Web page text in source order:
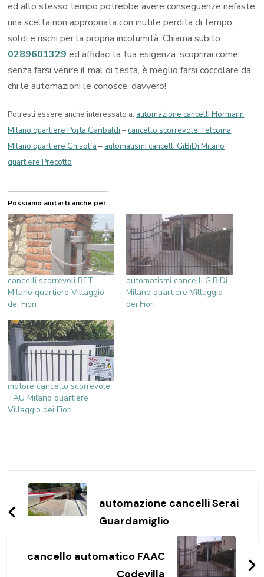
ed allo stesso tempo potrebbe avere conseguenze nefaste
una scelta non appropriata con inutile perdita di tempo,
soldi e rischi per la propria incolumità. Chiama subito
0289601329 ed affidaci la tua esigenza: scoprirai come,
senza farsi venire il mal di testa, è meglio farsi coccolare da
chi le automazioni le conosce, davvero!
Potresti essere anche interessato a: automazione cancelli Hormann
Milano quartiere Porta Garibaldi –cancello scorrevole Telcoma
Milano quartiere Ghisolfa – automatismi cancelli GiBiDi Milano
quartiere Precotto
Possiamo aiutarti anche per:
cancelli scorrevoli BFT
Milano quartiere Villaggio
dei Fiori
automatismi cancelli GiBiDi
Milano quartiere Villaggio
dei Fiori
motore cancello scorrevole
TAU Milano quartiere
Villaggio dei Fiori
Navigazione
articoli
automazione cancelli Serai
Guardamiglio
cancello automatico FAAC